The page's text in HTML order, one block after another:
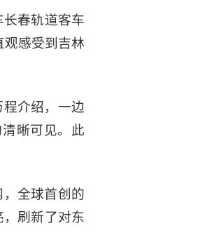
春轨道客车
观感受到吉林
介绍，一边
晰可见。此
全球首创的
刷新了对东